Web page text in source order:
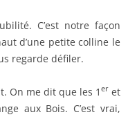
C’est notre façon
d’une petite colline le
regarde défiler.
On me dit que les 1 er et
aux Bois. C’est vrai,